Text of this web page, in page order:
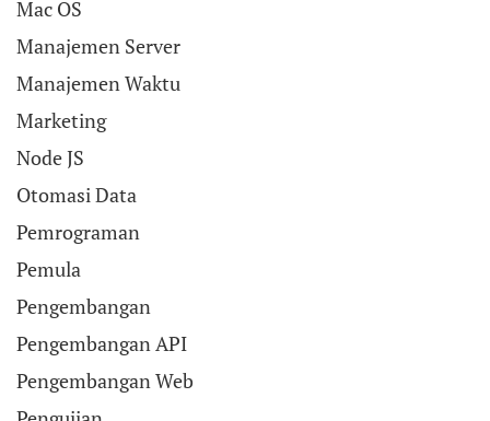
Mac OS
Manajemen Server
Manajemen Waktu
Marketing
Node JS
Otomasi Data
Pemrograman
Pemula
Pengembangan
Pengembangan API
Pengembangan Web